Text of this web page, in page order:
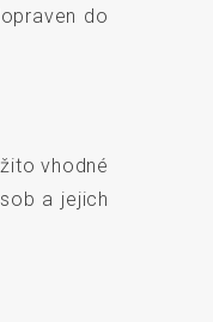
do
vhodné
a jejich